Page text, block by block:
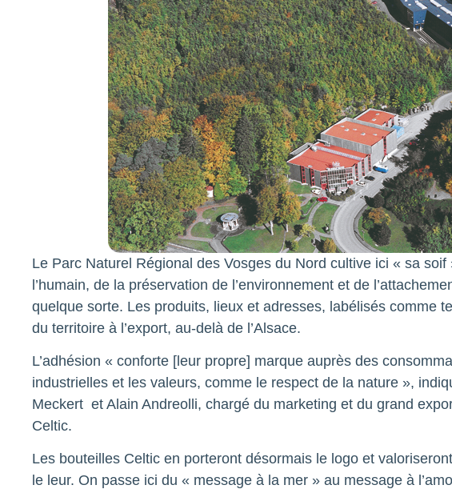
Le Parc Naturel Régional des Vosges du Nord cultive ici « sa soif
l’humain, de la préservation de l’environnement et de
quelque sorte. Les produits, lieux et adresses, labélisés comme
du territoire à l’export, au-delà de l’Alsace.
L’adhésion « conforte [leur propre] marque auprès des
industrielles et les valeurs, comme le respect de la nature »,
Meckert et Alain Andreolli, chargé du marketing et du grand
Celtic.
Les bouteilles Celtic en porteront désormais le logo et
le leur. On passe ici du « message à la mer » au message à